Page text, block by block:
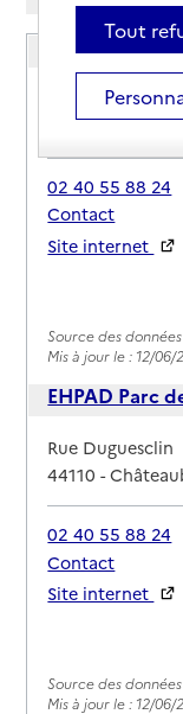
EHPAD du
Adresse
Rue de
44110-
02 40 55 88 24
Contact
Site internet
Source des données
Mis à jour le : 12/06/
EHPAD Parc
Adresse
Rue Duguesclin
44110-
02 40 55 88 24
Contact
Site internet
Source des
Mis à jour le : 12/06/
Tout